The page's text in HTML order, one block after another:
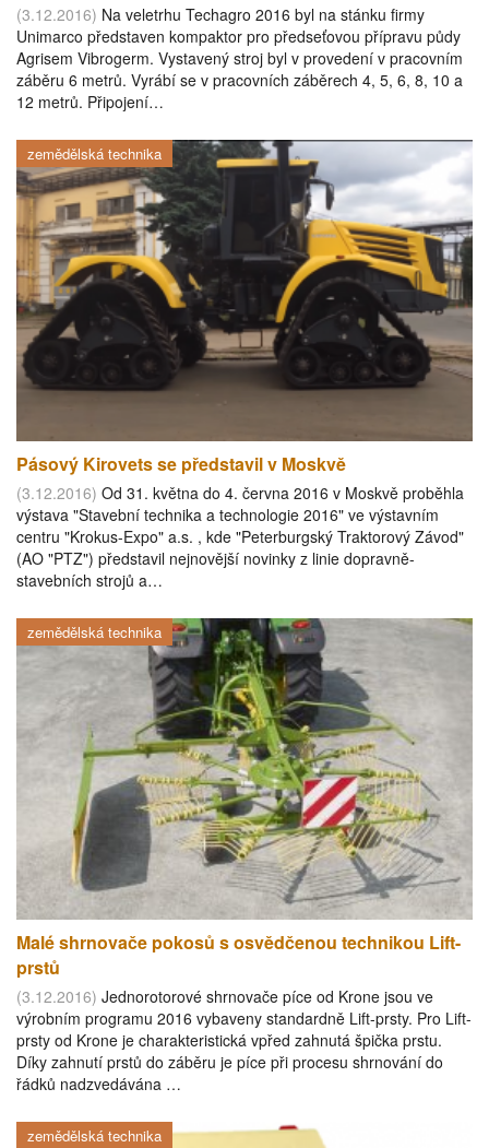
(3.12.2016) Na veletrhu Techagro 2016 byl na stánku firmy
Unimarco představen kompaktor pro předseťovou přípravu půdy
Agrisem Vibrogerm. Vystavený stroj byl v provedení v pracovním
záběru 6 metrů. Vyrábí se v pracovních záběrech 4, 5, 6, 8, 10 a
12 metrů. Připojení…
zemědělská technika
Pásový Kirovets se představil v Moskvě
(3.12.2016) Od 31. května do 4. června 2016 v Moskvě proběhla
výstava "Stavební technika a technologie 2016" ve výstavním
centru "Krokus-Expo" a.s. , kde "Peterburgský Traktorový Závod"
(AO "PTZ") představil nejnovější novinky z linie dopravně-
stavebních strojů a…
zemědělská technika
Malé shrnovače pokosů s osvědčenou technikou Lift-
prstů
(3.12.2016) Jednorotorové shrnovače píce od Krone jsou ve
výrobním programu 2016 vybaveny standardně Lift-prsty. Pro Lift-
prsty od Krone je charakteristická vpřed zahnutá špička prstu.
Díky zahnutí prstů do záběru je píce při procesu shrnování do
řádků nadzvedávána …
zemědělská technika